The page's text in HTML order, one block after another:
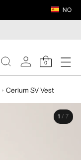
NO
0
Cerium SV Vest
1 / 7